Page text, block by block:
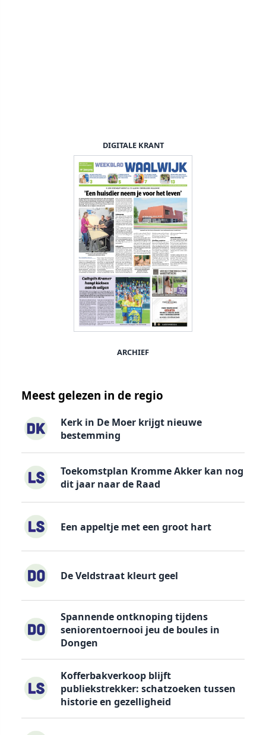
DIGITALE KRANT
ARCHIEF
Meest gelezen in de regio
Kerk in De Moer krijgt nieuwe
bestemming
Toekomstplan Kromme Akker kan nog
dit jaar naar de Raad
Een appeltje met een groot hart
De Veldstraat kleurt geel
Spannende ontknoping tijdens
seniorentoernooi jeu de boules in
Dongen
Kofferbakverkoop blijft
publiekstrekker: schatzoeken tussen
historie en gezelligheid